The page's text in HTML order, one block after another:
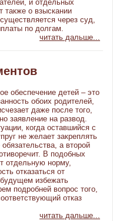
и отдельных
также о взыскании
через суд,
по долгам.
читать дальше...
обеспечение детей – это
обоих родителей,
даже после того,
заявление на развод.
когда оставшийся с
не желает закреплять
а второй
В подобных
отдельную норму,
отказаться от
избежать
подробней вопрос того,
отказ
читать дальше...